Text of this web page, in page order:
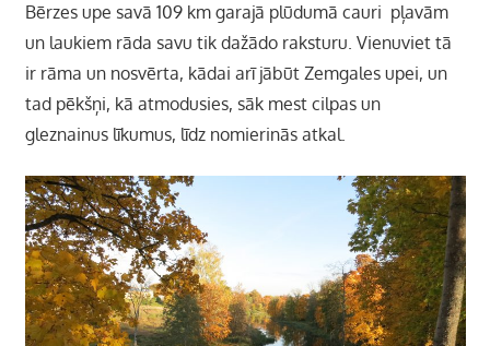
Bērzes upe savā 109 km garajā plūdumā cauri pļavām
un laukiem rāda savu tik dažādo raksturu. Vienuviet tā
ir rāma un nosvērta, kādai arī jābūt Zemgales upei, un
tad pēkšņi, kā atmodusies, sāk mest cilpas un
gleznainus līkumus, līdz nomierinās atkal.